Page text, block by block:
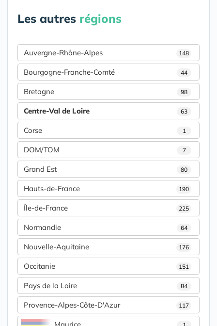
Les autres régions
Auvergne-Rhône-Alpes 148
Bourgogne-Franche-Comté 44
Bretagne 98
Centre-Val de Loire 63
Corse 1
DOM/TOM 7
Grand Est 80
Hauts-de-France 190
Île-de-France 225
Normandie 64
Nouvelle-Aquitaine 176
Occitanie 151
Pays de la Loire 84
Provence-Alpes-Côte-D'Azur 117